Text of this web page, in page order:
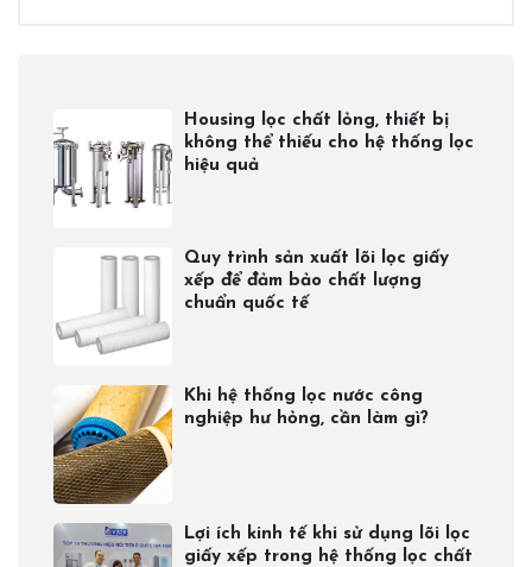
Housing lọc chất lỏng, thiết bị
không thể thiếu cho hệ thống lọc
hiệu quả
Quy trình sản xuất lõi lọc giấy
xếp để đảm bảo chất lượng
chuẩn quốc tế
Khi hệ thống lọc nước công
nghiệp hư hỏng, cần làm gì?
Lợi ích kinh tế khi sử dụng lõi lọc
giấy xếp trong hệ thống lọc chất